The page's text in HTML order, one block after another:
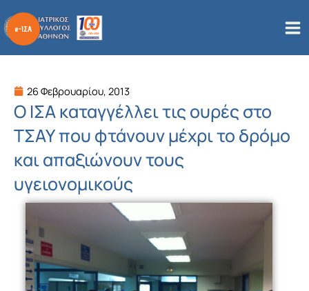
στο
περιεχόμενο
26 Φεβρουαρίου, 2013
Ο ΙΣΑ καταγγέλλει τις ουρές στο
ΤΣΑΥ που φτάνουν μέχρι το δρόμο
και απαξιώνουν τους
υγειονομικούς